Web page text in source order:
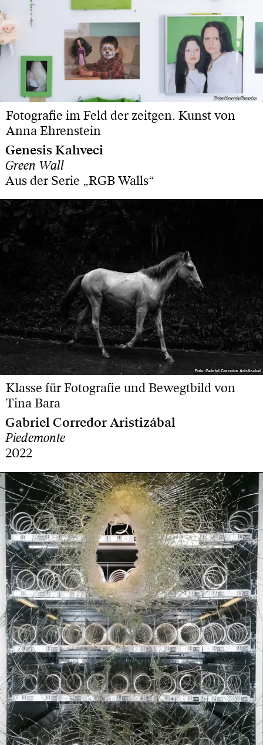
Foto: Hannah Francke
Foto: Hannah Francke
Fotografie im Feld der zeitgen. Kunst von
Anna Ehrenstein
Genesis Kahveci
Green Wall
Aus der Serie „RGB Walls“
Foto: Gabriel Corredor Aristizábal
Foto: Gabriel Corredor Aristizábal
Klasse für Fotografie und Bewegtbild von
Tina Bara
Gabriel Corredor Aristizábal
Piedemonte
2022